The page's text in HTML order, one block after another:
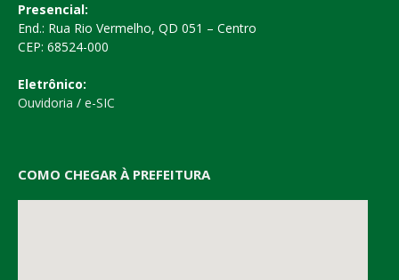
Presencial:
End.: Rua Rio Vermelho, QD 051 – Centro
CEP: 68524-000
Eletrônico:
Ouvidoria / e-SIC
COMO CHEGAR À PREFEITURA